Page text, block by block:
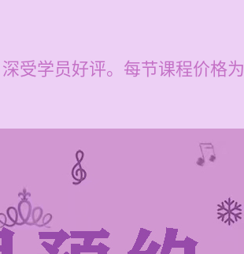
受学员好评。每节课程价格为